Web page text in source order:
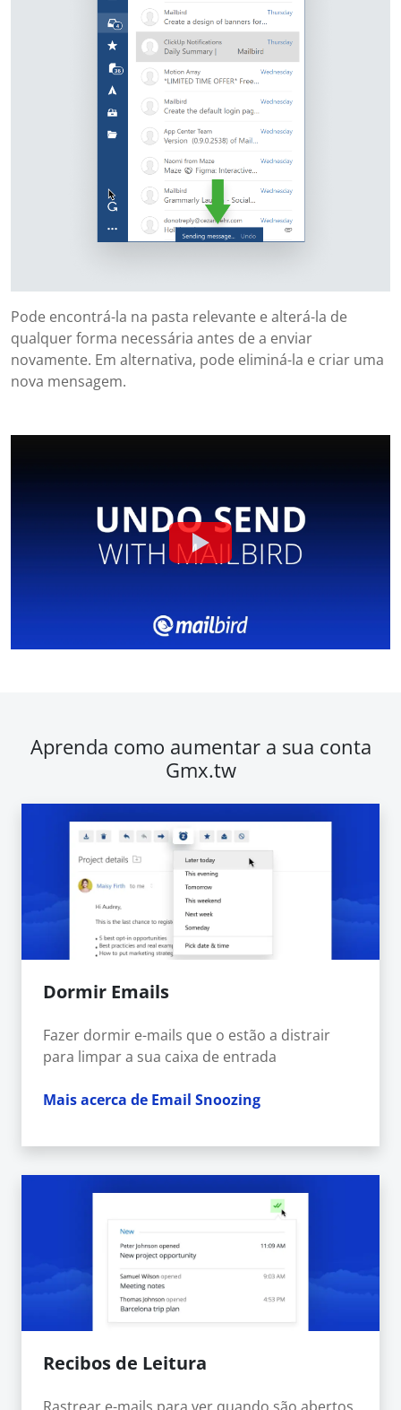
Pode encontrá-la na pasta relevante e alterá-la de
qualquer forma necessária antes de a enviar
novamente. Em alternativa, pode eliminá-la e criar uma
nova mensagem.
Aprenda como aumentar a sua conta
Gmx.tw
Dormir Emails
Fazer dormir e-mails que o estão a distrair
para limpar a sua caixa de entrada
Mais acerca de Email Snoozing
Recibos de Leitura